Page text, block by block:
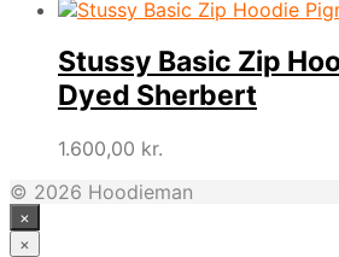
Stussy Basic Zip
Dyed Sherbert
1.600,00 kr.
© 2026 Hoodieman
×
×